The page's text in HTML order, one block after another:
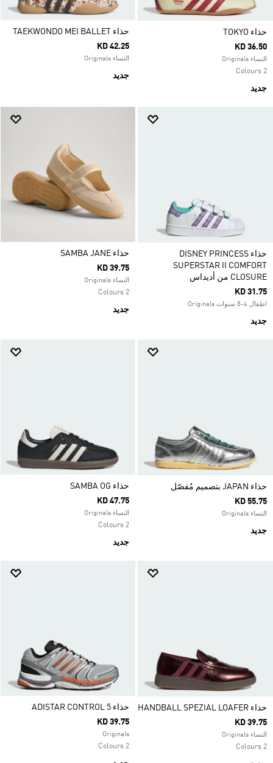
حذاء TOKYO
KD 36.50
النساء Originals
2 Colours
جديد
حذاء TAEKWONDO MEI BALLET
KD 42.25
النساء Originals
جديد
حذاء DISNEY PRINCESS
SUPERSTAR II COMFORT
CLOSURE من أديداس
KD 31.75
اطفال 4-8 سنوات Originals
جديد
حذاء SAMBA JANE
KD 39.75
النساء Originals
2 Colours
جديد
حذاء JAPAN بتصميم مُفصّل
KD 55.75
النساء Originals
جديد
حذاء SAMBA OG
KD 47.75
النساء Originals
2 Colours
جديد
حذاء HANDBALL SPEZIAL LOAFER
KD 39.75
النساء Originals
2 Colours
حذاء ADISTAR CONTROL 5
KD 39.75
Originals
2 Colours